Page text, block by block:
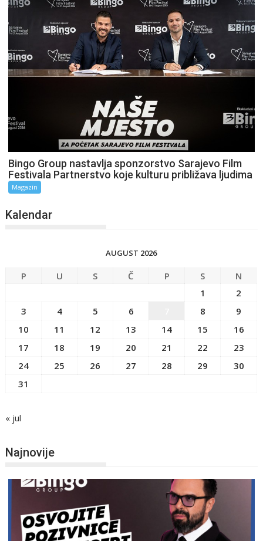
Bingo Group nastavlja sponzorstvo Sarajevo Film
Festivala Partnerstvo koje kulturu približava ljudima
Magazin
Kalendar
AUGUST 2026
P U S Č P S
N
1
2
3
4 5 6 8
9
10
11 12 13 14 15
16
17
18 19 20 21 22
23
24
25 26 27 28 29
30
31
« jul
Najnovije